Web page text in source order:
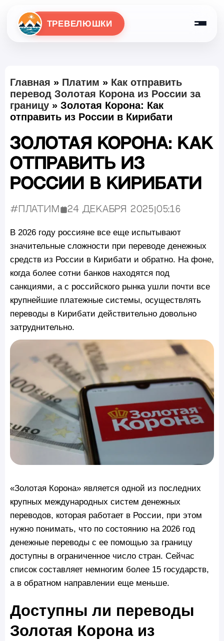
ТРЕВЕЛЮШКИ
Главная » Платим » Как отправить
перевод Золотая Корона из России за
границу » Золотая Корона: Как
отправить из России в Кирибати
Золотая Корона: Как
отправить из
России в Кирибати
#Платим Опубликовано:
24 декабря 2025 05:16
В 2026 году россияне все еще испытывают
значительные сложности при переводе денежных
средств из России в Кирибати и обратно. На фоне,
когда более сотни банков находятся под
санкциями, а с российского рынка ушли почти все
крупнейшие платежные системы, осуществлять
переводы в Кирибати действительно довольно
затруднительно.
«Золотая Корона» является одной из последних
крупных международных систем денежных
переводов, которая работает в России, при этом
нужно понимать, что по состоянию на 2026 год
денежные переводы с ее помощью за границу
доступны в ограниченное число стран. Сейчас
список составляет немногим более 15 государств,
а в обратном направлении еще меньше.
Доступны ли переводы
Золотая Корона из